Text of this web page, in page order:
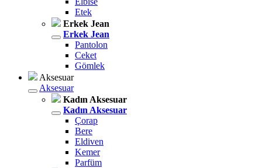
Etek
Erkek Jean
Erkek Jean
Pantolon
Ceket
Gömlek
Aksesuar
Aksesuar
Kadın Aksesuar
Kadın Aksesuar
Çorap
Bere
Eldiven
Kemer
Parfüm